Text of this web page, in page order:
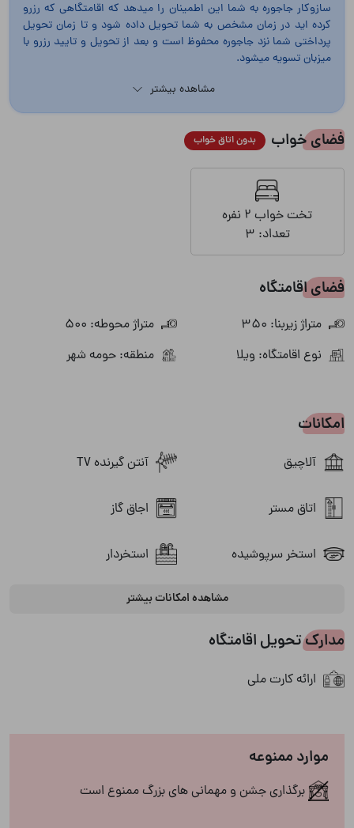
سازوکار جاجوره به شما این اطمینان را میدهد که اقامتگاهی که رزرو
کرده اید در زمان مشخص به شما تحویل داده شود و تا زمان تحویل
پرداختی شما نزد جاجوره محفوظ است و بعد از تحویل و تایید رزرو با
میزبان تسویه میشود.
مشاهده بیشتر
فضای خواب بدون اتاق خواب
تخت خواب 2 نفره
تعداد: ۳
فضای اقامتگاه
متراژ زیربنا: 350
متراژ محوطه: 500
نوع اقامتگاه: ویلا
منطقه: حومه شهر
امکانات
آلاچیق آنتن گیرنده TV
اتاق مستر اجاق گاز
استخر سرپوشیده استخردار
پارکینگ
تلویزیون
فضای نشیمن در محوطه کولر آبی
مشاهده امکانات بیشتر
مدارک تحویل اقامتگاه
ارائه کارت ملی
موارد ممنوعه
برگذاری جشن و مهمانی های بزرگ ممنوع است